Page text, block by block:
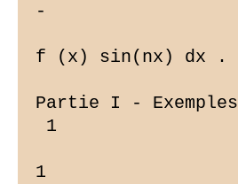
-
f (x) sin(nx) dx .
Partie I - Exemples
1
1